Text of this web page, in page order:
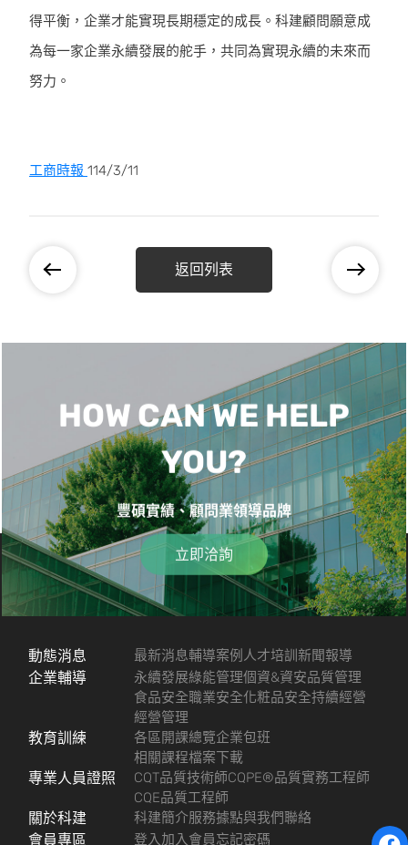
得平衡，企業才能實現長期穩定的成長。科建顧問願意成
為每一家企業永續發展的舵手，共同為實現永續的未來而
努力。
工商時報 114/3/11
返回列表
HOW CAN WE HELP
YOU?
豐碩實績、顧問業領導品牌
立即洽詢
動態消息 最新消息輔導案例 人才培訓新聞報導
企業輔導 永續發展綠能管理個資&資安品質管理
食品安全職業安全化粧品安全持續經營
經營管理
教育訓練 各區開課總覽企業包班
相關課程檔案下載
專業人員證照 CQT品質技術師CQPE®品質實務工程師
CQE品質工程師
關於科建 科建簡介服務據點與我們聯絡
會員專區 登入加入會員忘記密碼